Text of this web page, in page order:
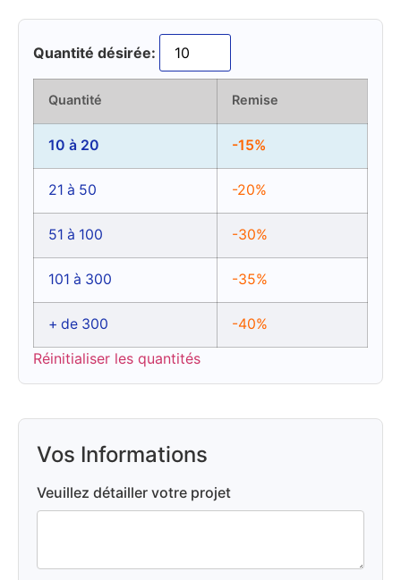
Quantité désirée:
Quantité Remise
10 à 20 -15%
21 à 50 -20%
51 à 100 -30%
101 à 300 -35%
+ de 300 -40%
Réinitialiser les quantités
Vos Informations
Veuillez détailler votre projet